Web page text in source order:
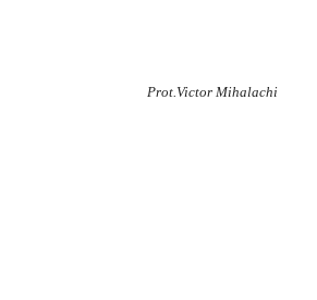
Prot.Victor Mihalachi